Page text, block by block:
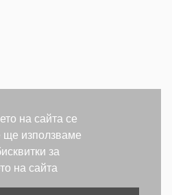
на сайта се
ще използваме
за
на сайта